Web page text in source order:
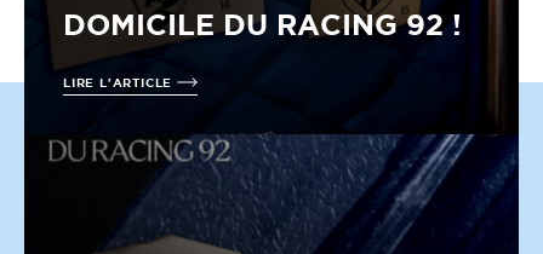
DOMICILE DU RACING 92 !
LIRE L'ARTICLE